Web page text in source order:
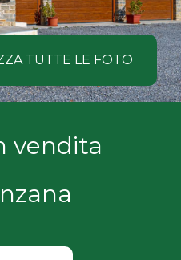
TUTTE LE FOTO
vendita